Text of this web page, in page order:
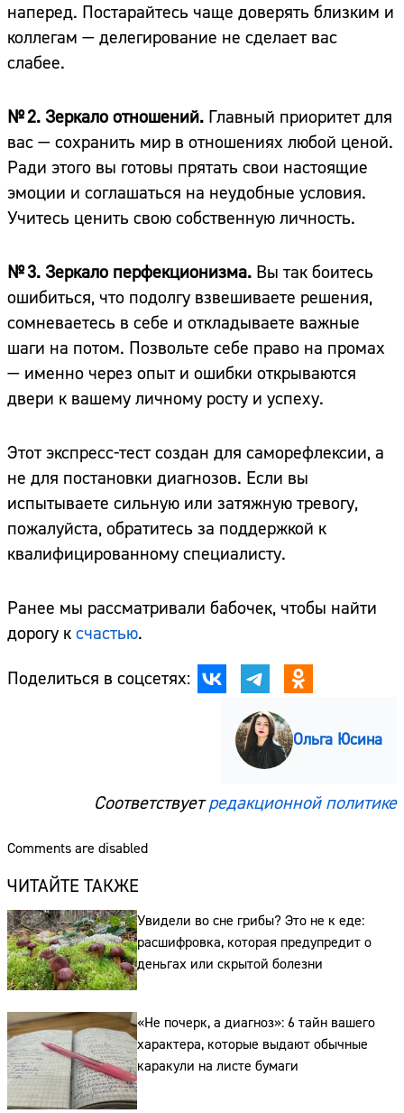
наперед. Постарайтесь чаще доверять близким и
коллегам — делегирование не сделает вас
слабее.
№ 2. Зеркало отношений. Главный приоритет для
вас — сохранить мир в отношениях любой ценой.
Ради этого вы готовы прятать свои настоящие
эмоции и соглашаться на неудобные условия.
Учитесь ценить свою собственную личность.
№ 3. Зеркало перфекционизма. Вы так боитесь
ошибиться, что подолгу взвешиваете решения,
сомневаетесь в себе и откладываете важные
шаги на потом. Позвольте себе право на промах
— именно через опыт и ошибки открываются
двери к вашему личному росту и успеху.
Этот экспресс-тест создан для саморефлексии, а
не для постановки диагнозов. Если вы
испытываете сильную или затяжную тревогу,
пожалуйста, обратитесь за поддержкой к
квалифицированному специалисту.
Ранее мы рассматривали бабочек, чтобы найти
дорогу к счастью.
Поделиться в соцсетях:
Ольга Юсина
Соответствуетредакционной политике
Comments are disabled
ЧИТАЙТЕ ТАКЖЕ
Увидели во сне грибы? Это не к еде:
расшифровка, которая предупредит о
деньгах или скрытой болезни
«Не почерк, а диагноз»: 6 тайн вашего
характера, которые выдают обычные
каракули на листе бумаги